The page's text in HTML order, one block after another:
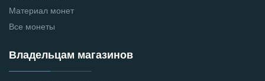
Материал монет
Все монеты
Владельцам магазинов